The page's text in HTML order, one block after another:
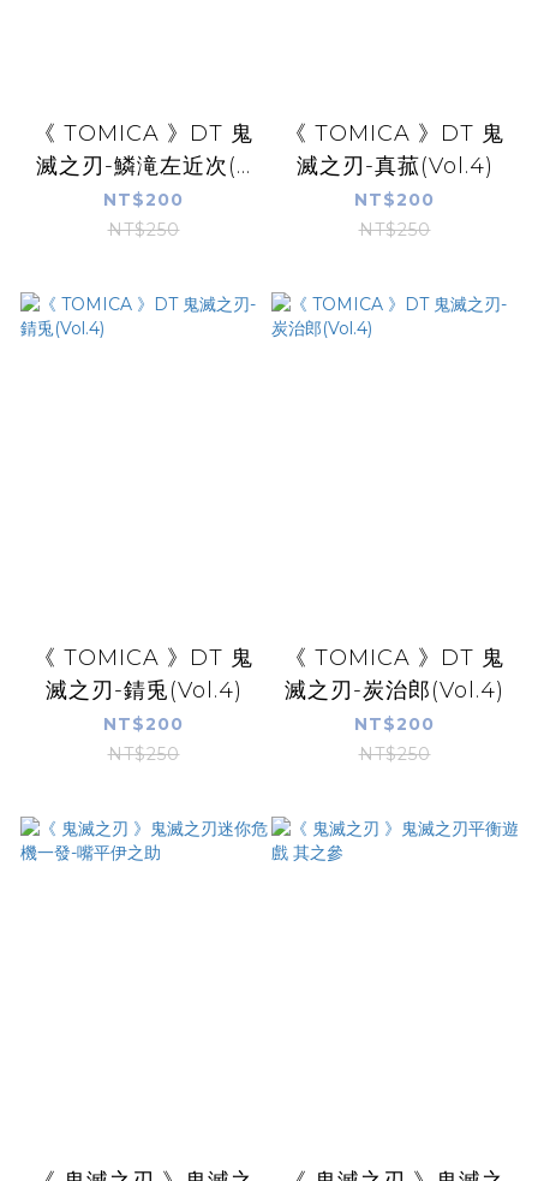
《 TOMICA 》DT 鬼
滅之刃-鱗滝左近次(...
NT$200
NT$250
《 TOMICA 》DT 鬼
滅之刃-真菰(Vol.4)
NT$200
NT$250
《 TOMICA 》DT 鬼
滅之刃-錆兎(Vol.4)
NT$200
NT$250
《 TOMICA 》DT 鬼
滅之刃-炭治郎(Vol.4)
NT$200
NT$250